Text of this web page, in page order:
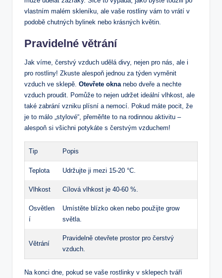
vlastním malém skleníku, ale vaše rostliny ​vám to‍ vrátí v
podobě‍ chutných bylinek​ nebo krásných květin.
Pravidelné‌ větrání
Jak víme, čerstvý vzduch udělá divy, nejen pro nás, ale i
pro rostliny! Zkuste alespoň jednou za týden vyměnit
vzduch ve sklepě. Otevřete oknanebo dveře a nechte
vzduch proudit. Pomůže to ⁤nejen udržet ideální vlhkost, ale
také zabrání vzniku plísní‍ a nemocí.⁣ Pokud máte⁤ pocit, že⁤
je to málo „stylové“, přeměňte‌ to na rodinnou aktivitu –
alespoň si všichni potykáte s čerstvým vzduchem!
Tip Popis
Teplota Udržujte ji ⁢mezi 15-20 °C.
Vlhkost Cílová vlhkost je 40-60 %.
Osvětlen
í
Umístěte blízko oken nebo použijte grow
světla.
Větrání
Pravidelně otevřete prostor pro čerstvý
vzduch.
Na konci dne, pokud​ se vaše rostlinky v sklepech ⁣tváří